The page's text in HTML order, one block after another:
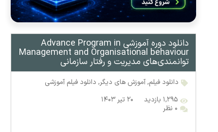
دانلود دوره آموزشی Advance Program in
Management and Organisational behaviour
توانمندی‌های مدیریت و رفتار سازمانی
دانلود فیلم,آموزش های دیگر, دانلود فیلم آموزشی
۱,۲۹۵ بازدید
۲۰ تیر ۱۴۰۳
۰ نظر